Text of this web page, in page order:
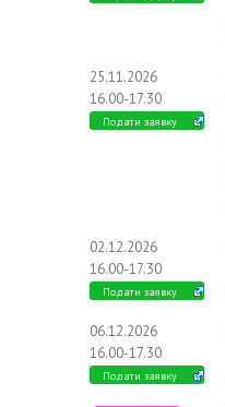
25.11.2026
16.00-17.30
Подати заявку
02.12.2026
16.00-17.30
Подати заявку
06.12.2026
16.00-17.30
Подати заявку